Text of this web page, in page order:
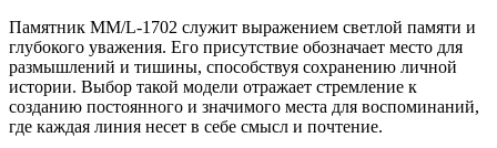
Памятник ММ/L-1702 служит выражением светлой памяти и
глубокого уважения. Его присутствие обозначает место для
размышлений и тишины, способствуя сохранению личной
истории. Выбор такой модели отражает стремление к
созданию постоянного и значимого места для воспоминаний,
где каждая линия несет в себе смысл и почтение.